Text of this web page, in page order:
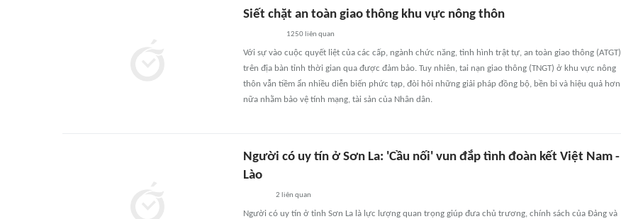
Siết chặt an toàn giao thông khu vực nông thôn
1250 liên quan
Với sự vào cuộc quyết liệt của các cấp, ngành chức năng, tình hình trật tự, an toàn giao thông (ATGT)
trên địa bàn tỉnh thời gian qua được đảm bảo. Tuy nhiên, tai nạn giao thông (TNGT) ở khu vực nông
thôn vẫn tiềm ẩn nhiều diễn biến phức tạp, đòi hỏi những giải pháp đồng bộ, bền bỉ và hiệu quả hơn
nữa nhằm bảo vệ tính mạng, tài sản của Nhân dân.
Người có uy tín ở Sơn La: 'Cầu nối' vun đắp tình đoàn kết Việt Nam -
Lào
2 liên quan
Người có uy tín ở tỉnh Sơn La là lực lượng quan trọng giúp đưa chủ trương, chính sách của Đảng và